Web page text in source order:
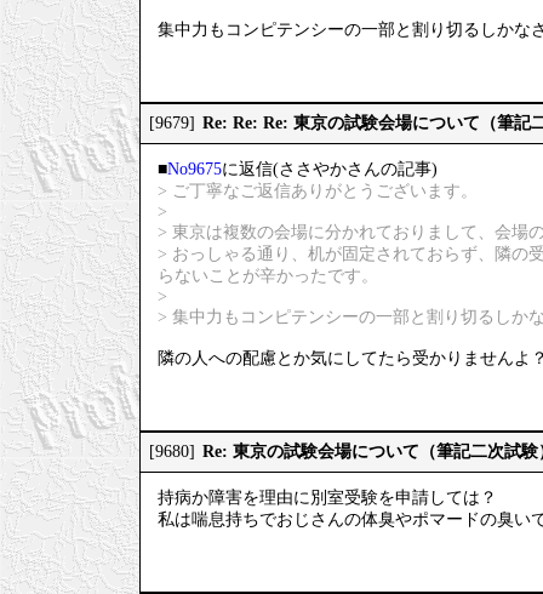
集中力もコンピテンシーの一部と割り切るしかな
[9679] Re: Re: Re: 東京の試験会場について（筆記
■No9675に返信(ささやかさんの記事)
> ご丁寧なご返信ありがとうございます。
>
> 東京は複数の会場に分かれておりまして、会場
> おっしゃる通り、机が固定されておらず、隣の
らないことが辛かったです。
>
> 集中力もコンピテンシーの一部と割り切るしか
隣の人への配慮とか気にしてたら受かりませんよ
[9680] Re: 東京の試験会場について（筆記二次試験
持病か障害を理由に別室受験を申請しては？
私は喘息持ちでおじさんの体臭やポマードの臭い